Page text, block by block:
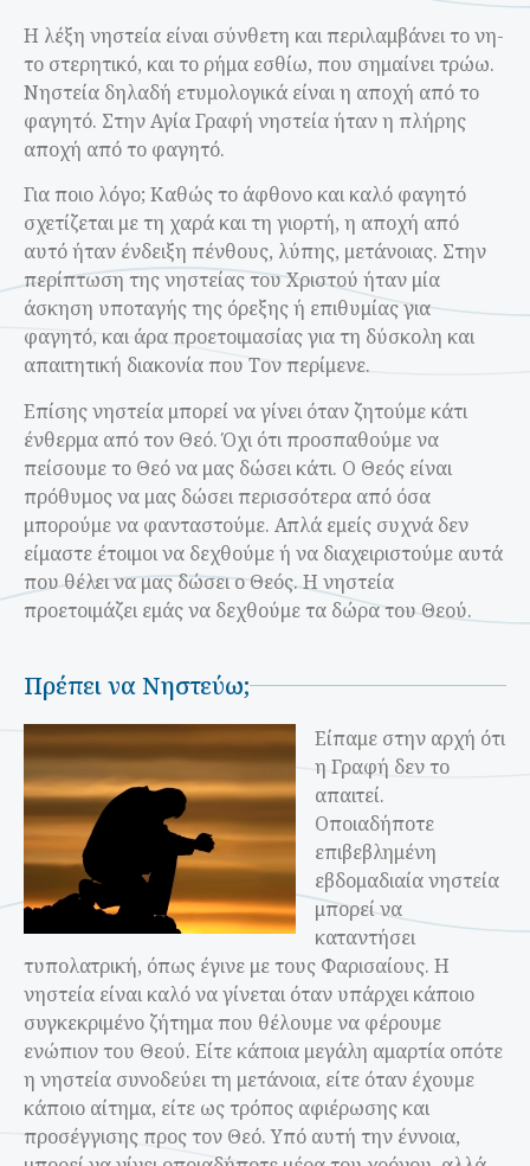
Η λέξη νηστεία είναι σύνθετη και περιλαμβάνει το νη-
το στερητικό, και το ρήμα εσθίω, που σημαίνει τρώω.
Νηστεία δηλαδή ετυμολογικά είναι η αποχή από το
φαγητό. Στην Αγία Γραφή νηστεία ήταν η πλήρης
αποχή από το φαγητό.
Για ποιο λόγο; Καθώς το άφθονο και καλό φαγητό
σχετίζεται με τη χαρά και τη γιορτή, η αποχή από
αυτό ήταν ένδειξη πένθους, λύπης, μετάνοιας. Στην
περίπτωση της νηστείας του Χριστού ήταν μία
άσκηση υποταγής της όρεξης ή επιθυμίας για
φαγητό, και άρα προετοιμασίας για τη δύσκολη και
απαιτητική διακονία που Τον περίμενε.
Επίσης νηστεία μπορεί να γίνει όταν ζητούμε κάτι
ένθερμα από τον Θεό. Όχι ότι προσπαθούμε να
πείσουμε το Θεό να μας δώσει κάτι. Ο Θεός είναι
πρόθυμος να μας δώσει περισσότερα από όσα
μπορούμε να φανταστούμε. Απλά εμείς συχνά δεν
είμαστε έτοιμοι να δεχθούμε ή να διαχειριστούμε αυτά
που θέλει να μας δώσει ο Θεός. Η νηστεία
προετοιμάζει εμάς να δεχθούμε τα δώρα του Θεού.
Πρέπει να Νηστεύω;
Είπαμε στην αρχή ότι
η Γραφή δεν το
απαιτεί.
Οποιαδήποτε
επιβεβλημένη
εβδομαδιαία νηστεία
μπορεί να
καταντήσει
τυπολατρική, όπως έγινε με τους Φαρισαίους. Η
νηστεία είναι καλό να γίνεται όταν υπάρχει κάποιο
συγκεκριμένο ζήτημα που θέλουμε να φέρουμε
ενώπιον του Θεού. Είτε κάποια μεγάλη αμαρτία οπότε
η νηστεία συνοδεύει τη μετάνοια, είτε όταν έχουμε
κάποιο αίτημα, είτε ως τρόπος αφιέρωσης και
προσέγγισης προς τον Θεό. Υπό αυτή την έννοια,